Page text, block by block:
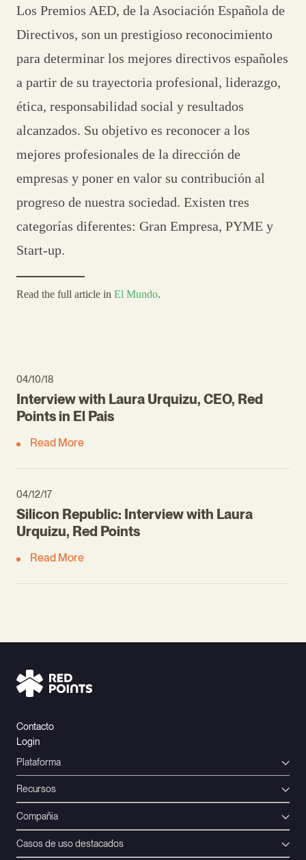
Los Premios AED, de la Asociación Española de
Directivos, son un prestigioso reconocimiento
para determinar los mejores directivos españoles
a partir de su trayectoria profesional, liderazgo,
ética, responsabilidad social y resultados
alcanzados. Su objetivo es reconocer a los
mejores profesionales de la dirección de
empresas y poner en valor su contribución al
progreso de nuestra sociedad. Existen tres
categorías diferentes: Gran Empresa, PYME y
Start-up.
Read the full article in El Mundo.
04/10/18
Interview with Laura Urquizu, CEO, Red
Points in El Pais
Read More
04/12/17
Silicon Republic: Interview with Laura
Urquizu, Red Points
Read More
Contacto
Login
Plataforma
Recursos
Compañia
Casos de uso destacados